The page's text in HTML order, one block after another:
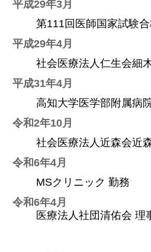
平成29年3月
第111回医師国家試験
平成29年4月
社会医療法人仁生会細
平成31年4月
高知大学医学部附属病
令和2年10月
社会医療法人近森会近
令和6年4月
MSクリニック 勤務
令和6年4月
医療法人社団清佑会 理